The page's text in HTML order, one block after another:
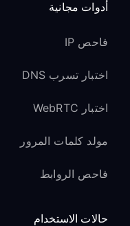
أدوات مجانية
فاحص IP
اختبار تسرب DNS
اختبار WebRTC
مولد كلمات المرور
فاحص الروابط
حالات الاستخدام